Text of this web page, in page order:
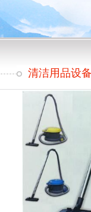
清洁用品设备